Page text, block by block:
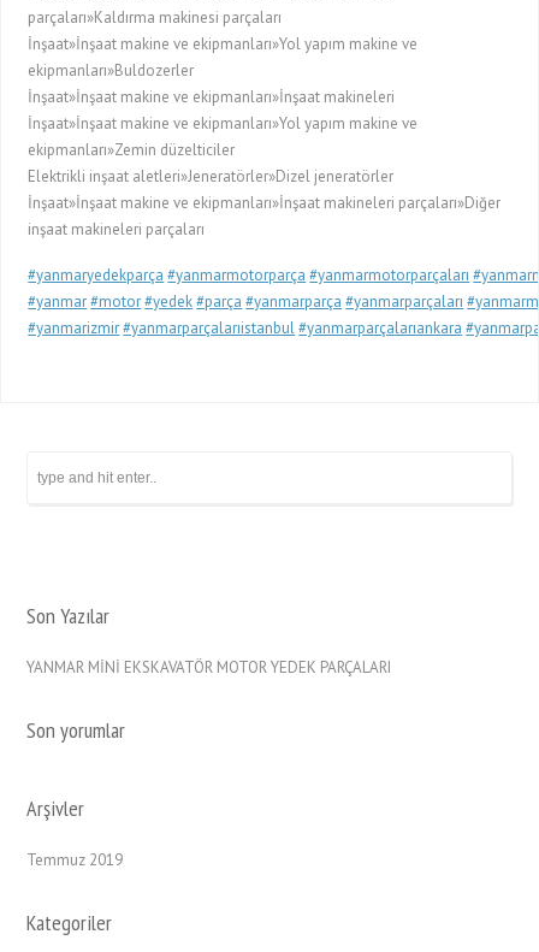
parçaları»Kaldırma makinesi parçaları
İnşaat»İnşaat makine ve ekipmanları»Yol yapım makine ve
ekipmanları»Buldozerler
İnşaat»İnşaat makine ve ekipmanları»İnşaat makineleri
İnşaat»İnşaat makine ve ekipmanları»Yol yapım makine ve
ekipmanları»Zemin düzelticiler
Elektrikli inşaat aletleri»Jeneratörler»Dizel jeneratörler
İnşaat»İnşaat makine ve ekipmanları»İnşaat makineleri parçaları»Diğer
inşaat makineleri parçaları
#yanmaryedekparça #yanmarmotorparça #yanmarmotorparçaları
#yanmar#motor#yedek#parça #yanmarparça #yanmarparçaları
#yanmarizmir#yanmarparçalarıistanbul#yanmarparçalarıankara
Son Yazılar
YANMAR MİNİ EKSKAVATÖR MOTOR YEDEK PARÇALARI
Son yorumlar
Arşivler
Temmuz 2019
Kategoriler